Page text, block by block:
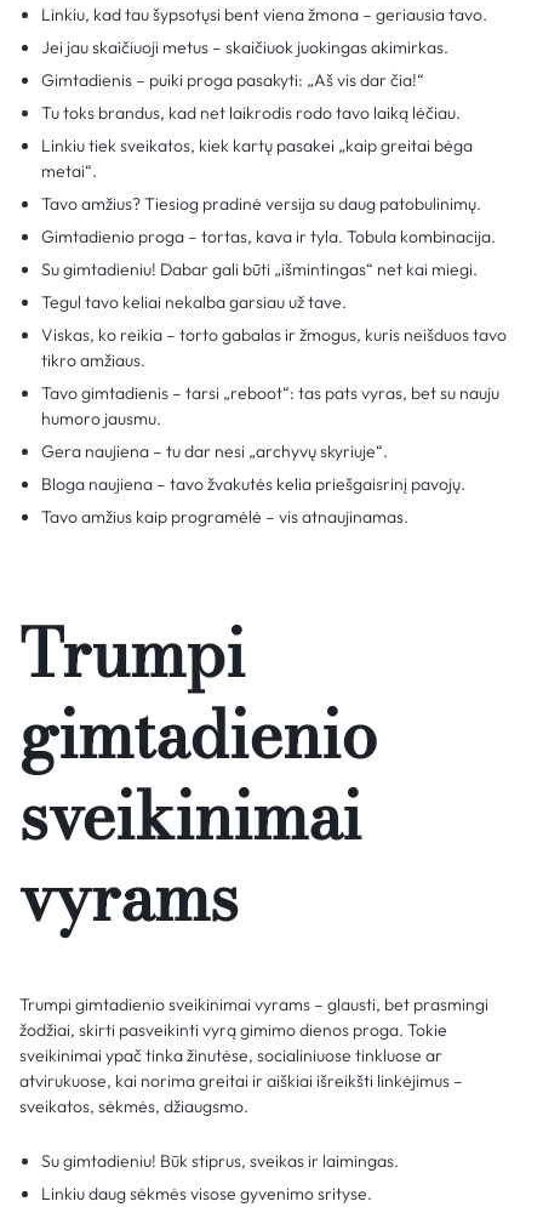
Linkiu, kad tau šypsotųsi bent viena žmona – geriausia tavo.
Jei jau skaičiuoji metus – skaičiuok juokingas akimirkas.
Gimtadienis – puiki proga pasakyti: „Aš vis dar čia!“
Tu toks brandus, kad net laikrodis rodo tavo laiką lėčiau.
Linkiu tiek sveikatos, kiek kartų pasakei „kaip greitai bėga
metai“.
Tavo amžius? Tiesiog pradinė versija su daug patobulinimų.
Gimtadienio proga – tortas, kava ir tyla. Tobula kombinacija.
Su gimtadieniu! Dabar gali būti „išmintingas“ net kai miegi.
Tegul tavo keliai nekalba garsiau už tave.
Viskas, ko reikia – torto gabalas ir žmogus, kuris neišduos tavo
tikro amžiaus.
Tavo gimtadienis – tarsi „reboot“: tas pats vyras, bet su nauju
humoro jausmu.
Gera naujiena – tu dar nesi „archyvų skyriuje“.
Bloga naujiena – tavo žvakutės kelia priešgaisrinį pavojų.
Tavo amžius kaip programėlė – vis atnaujinamas.
Trumpi
gimtadienio
sveikinimai
vyrams
Trumpi gimtadienio sveikinimai vyrams – glausti, bet prasmingi
žodžiai, skirti pasveikinti vyrą gimimo dienos proga. Tokie
sveikinimai ypač tinka žinutėse, socialiniuose tinkluose ar
atvirukuose, kai norima greitai ir aiškiai išreikšti linkėjimus –
sveikatos, sėkmės, džiaugsmo.
Su gimtadieniu! Būk stiprus, sveikas ir laimingas.
Linkiu daug sėkmės visose gyvenimo srityse.